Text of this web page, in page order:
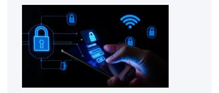
Kompletter
Ratgeber
für
digitalen
Radioempfang